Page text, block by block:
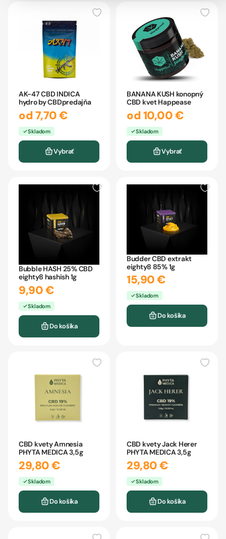
AK-47 CBD INDICA
hydro by CBDpredajňa
od 7,70 €
Skladom
Vybrať
BANANA KUSH konopný
CBD kvet Happease
od 10,00 €
Skladom
Vybrať
Bubble HASH 25% CBD
eighty8 hashish 1g
9,90 €
Skladom
Do košíka
Budder CBD extrakt
eighty8 85% 1g
15,90 €
Skladom
Do košíka
CBD kvety Amnesia
PHYTA MEDICA 3,5g
29,80 €
Skladom
Do košíka
CBD kvety Jack Herer
PHYTA MEDICA 3,5g
29,80 €
Skladom
Do košíka